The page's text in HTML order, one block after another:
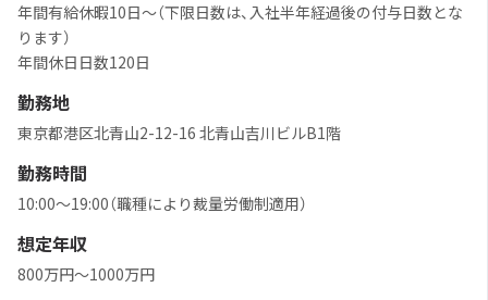
年間有給休暇10日～（下限日数は、入社半年経過後の付与日数とな
ります）
年間休日日数120日
勤務地
東京都港区北青山2-12-16 北青山吉川ビルB1階
勤務時間
10:00～19:00（職種により裁量労働制適用）
想定年収
800万円〜1000万円